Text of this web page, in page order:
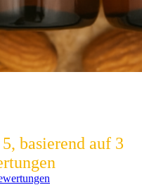
basierend auf 3